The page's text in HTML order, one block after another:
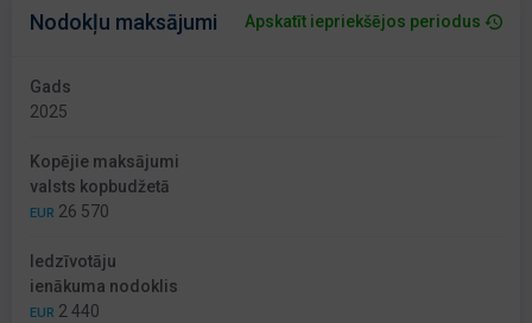
Nodokļu maksājumi Apskatīt iepriekšējos periodus
Gads
2025
Kopējie maksājumi
valsts kopbudžetā
EUR 26 570
Iedzīvotāju
ienākuma nodoklis
EUR 2 440